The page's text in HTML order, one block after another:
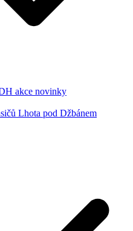
akce novinky
Lhota pod Džbánem